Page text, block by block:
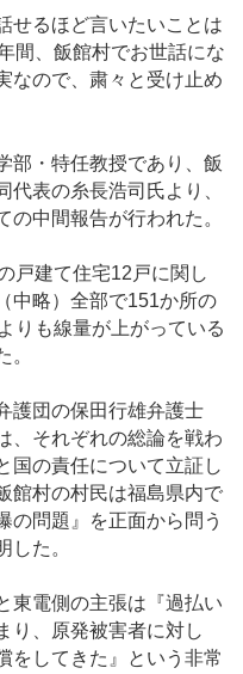
せるほど言いたいことは
間、飯館村でお世話にな
なので、粛々と受け止め
・特任教授であり、飯
表の糸長浩司氏より、
の中間報告が行われた。
戸建て住宅12戸に関し
中略）全部で151か所の
りも線量が上がっている
。
護団の保田行雄弁護士
、それぞれの総論を戦わ
国の責任について立証し
館村の村民は福島県内で
の問題』を正面から問う
した。
東電側の主張は『過払い
り、原発被害者に対し
をしてきた』という非常